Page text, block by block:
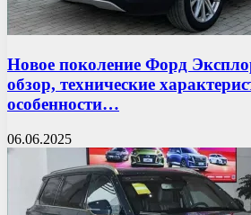
Новое поколение Форд
обзор, технические
особенности…
06.06.2025